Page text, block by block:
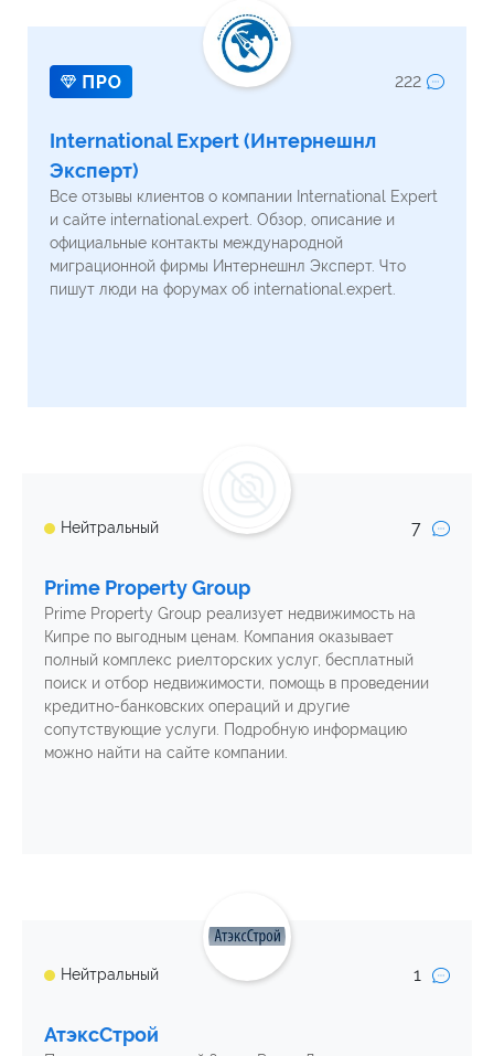
222
International Expert (Интернешнл
Эксперт)
Все отзывы клиентов о компании International Expert
и сайте international.expert. Обзор, описание и
официальные контакты международной
миграционной фирмы Интернешнл Эксперт. Что
пишут люди на форумах об international.expert.
Нейтральный 7
Prime Property Group
Prime Property Group реализует недвижимость на
Кипре по выгодным ценам. Компания оказывает
полный комплекс риелторских услуг, бесплатный
поиск и отбор недвижимости, помощь в проведении
кредитно-банковских операций и другие
сопутствующие услуги. Подробную информацию
можно найти на сайте компании.
Нейтральный 1
АтэксСтрой